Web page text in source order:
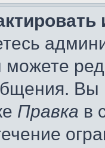
Вы
Правка в